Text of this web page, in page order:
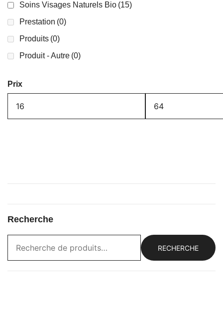
Soins Visages Naturels Bio (15)
Prestation (0)
Produits (0)
Produit - Autre (0)
Prix
Recherche
RECHERCHE